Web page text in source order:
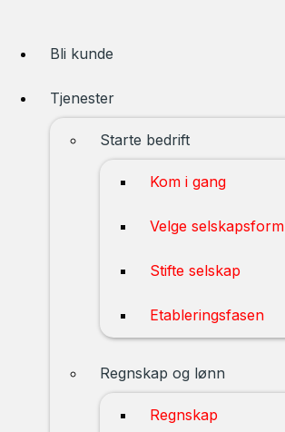
Bli kunde
Tjenester
Starte bedrift
Kom i gang
Velge selskapsform
Stifte selskap
Etableringsfasen
Regnskap og lønn
Regnskap